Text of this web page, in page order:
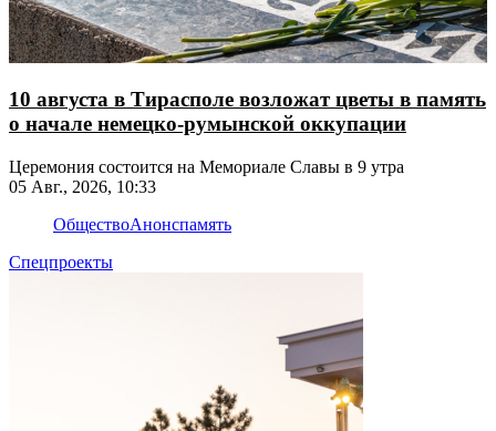
10 августа в Тирасполе возложат цветы в память
о начале немецко-румынской оккупации
Церемония состоится на Мемориале Славы в 9 утра
05 Авг., 2026, 10:33
ОбществоАнонспамять
Спецпроекты